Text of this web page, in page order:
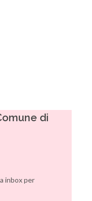
di
inbox per